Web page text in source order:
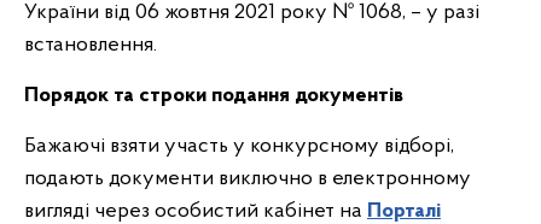
України від 06 жовтня 2021 року № 1068, – у разі
встановлення.
Порядок та строки подання документів
Бажаючі взяти участь у конкурсному відборі,
подають документи виключно в електронному
вигляді через особистий кабінет на Порталі